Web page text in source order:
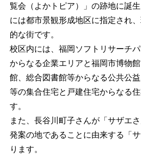
覧会（よかトピア）」の跡地に誕
には都市景観形成地区に指定され
的な街です。
校区内には、福岡ソフトリサーチ
からなる企業エリアと福岡市博物
館、総合図書館等からなる公共公
等の集合住宅と戸建住宅からなる
す。
また、長谷川町子さんが「サザエ
発案の地であることに由来する「
ります。